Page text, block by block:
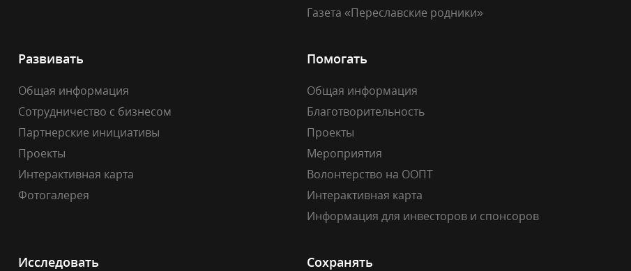
Газета «Переславские родники»
Развивать
Общая информация
Сотрудничество с бизнесом
Партнерские инициативы
Проекты
Интерактивная карта
Фотогалерея
Помогать
Общая информация
Благотворительность
Проекты
Мероприятия
Волонтерство на ООПТ
Интерактивная карта
Информация для инвесторов и спонсоров
Исследовать Сохранять